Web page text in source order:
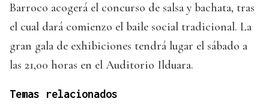
Barroco acogerá el concurso de salsa y bachata, tras
el cual dará comienzo el baile social tradicional. La
gran gala de exhibiciones tendrá lugar el sábado a
las 21,00 horas en el Auditorio Ilduara.
Temas relacionados